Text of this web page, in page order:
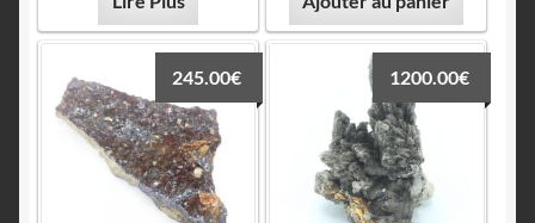
245.00€ 1200.00€